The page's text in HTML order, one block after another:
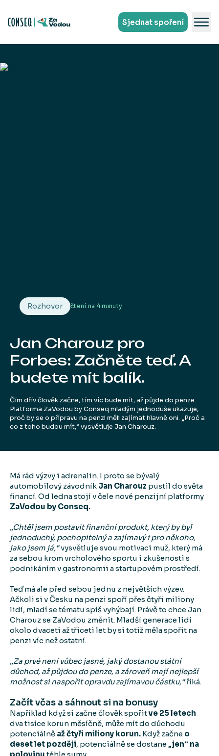
Sjednat spoření
Rozhovor čtení na 4 minuty
Jan Charouz pro
Forbes: Začněte teď. A
budete mít balík.
Čím dřív člověk začne, tím víc bude mít, až půjde do penze.
Platforma ZaVodou by Conseq mladým jednoduše ukazuje,
proč by se o přípravu na penzi měli zajímat hlavně oni. „Proč a
co z toho budou mít,“ vysvětluje Jan Charouz.
Má rád výzvy i adrenalin. I proto se bývalý
automobilový závodník Jan Charouz pustil do světa
financí. Od ledna stojí v čele nové penzijní platformy
ZaVodou by Conseq.
„Chtěl jsem postavit finanční produkt, který by byl
jednoduchý, pochopitelný a zajímavý i pro někoho,
jako jsem já,“vysvětluje svou motivaci muž, který má
za sebou krom vrcholového sportu i zkušenosti s
podnikáním v gastronomii a startupovém prostředí.
Teď má ale před sebou jednu z největších výzev.
Ačkoli si v Česku na penzi spoří přes čtyři miliony
lidí, mladí se tématu spíš vyhýbají. Právě to chce Jan
Charouz se ZaVodou změnit. Mladší generace lidí
okolo dvaceti až třiceti let by si totiž měla spořit na
penzi víc než ostatní.
„Za prvé není vůbec jasné, jaký dostanou státní
důchod, až půjdou do penze, a zároveň mají nejlepší
možnost si naspořit opravdu zajímavou částku,“říká.
Začít včas a sáhnout si na bonusy
Například když si začne člověk spořitve 25 letech
dva tisíce korun měsíčně, může mít do důchodu
potenciálně až čtyři miliony korun. Když začne o
deset let později, potenciálně se dostane „jen“ na